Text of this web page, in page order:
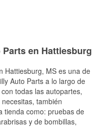
en Hattiesburg
Hattiesburg, MS es una de
Auto Parts a lo largo de
todas las autopartes,
también
tienda como: pruebas de
y de bombillas,